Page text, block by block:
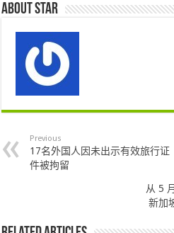
About star
Previous
17名外国人因未出示有效旅行证
件被拘留
从 5
新加